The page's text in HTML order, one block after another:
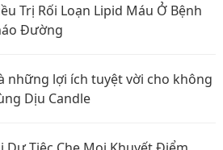
Trị Rối Loạn Lipid Máu Ở Bệnh
Đường
những lợi ích tuyệt vời cho không
Dịu Candle